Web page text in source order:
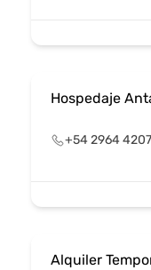
Hospedaje
+54 2964
Alquiler